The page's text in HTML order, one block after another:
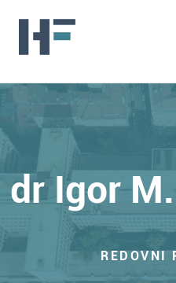
dr Igor
REDOVNI